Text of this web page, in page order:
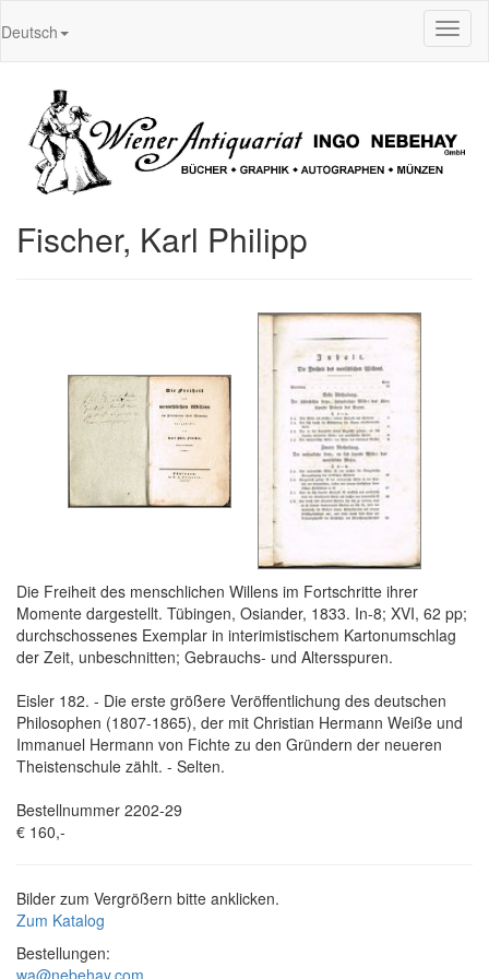
Deutsch
Fischer, Karl Philipp
Die Freiheit des menschlichen Willens im Fortschritte ihrer
Momente dargestellt. Tübingen, Osiander, 1833. In-8; XVI, 62 pp;
durchschossenes Exemplar in interimistischem Kartonumschlag
der Zeit, unbeschnitten; Gebrauchs- und Altersspuren.
Eisler 182. - Die erste größere Veröffentlichung des deutschen
Philosophen (1807-1865), der mit Christian Hermann Weiße und
Immanuel Hermann von Fichte zu den Gründern der neueren
Theistenschule zählt. - Selten.
Bestellnummer 2202-29
€ 160,-
Bilder zum Vergrößern bitte anklicken.
Zum Katalog
Bestellungen: